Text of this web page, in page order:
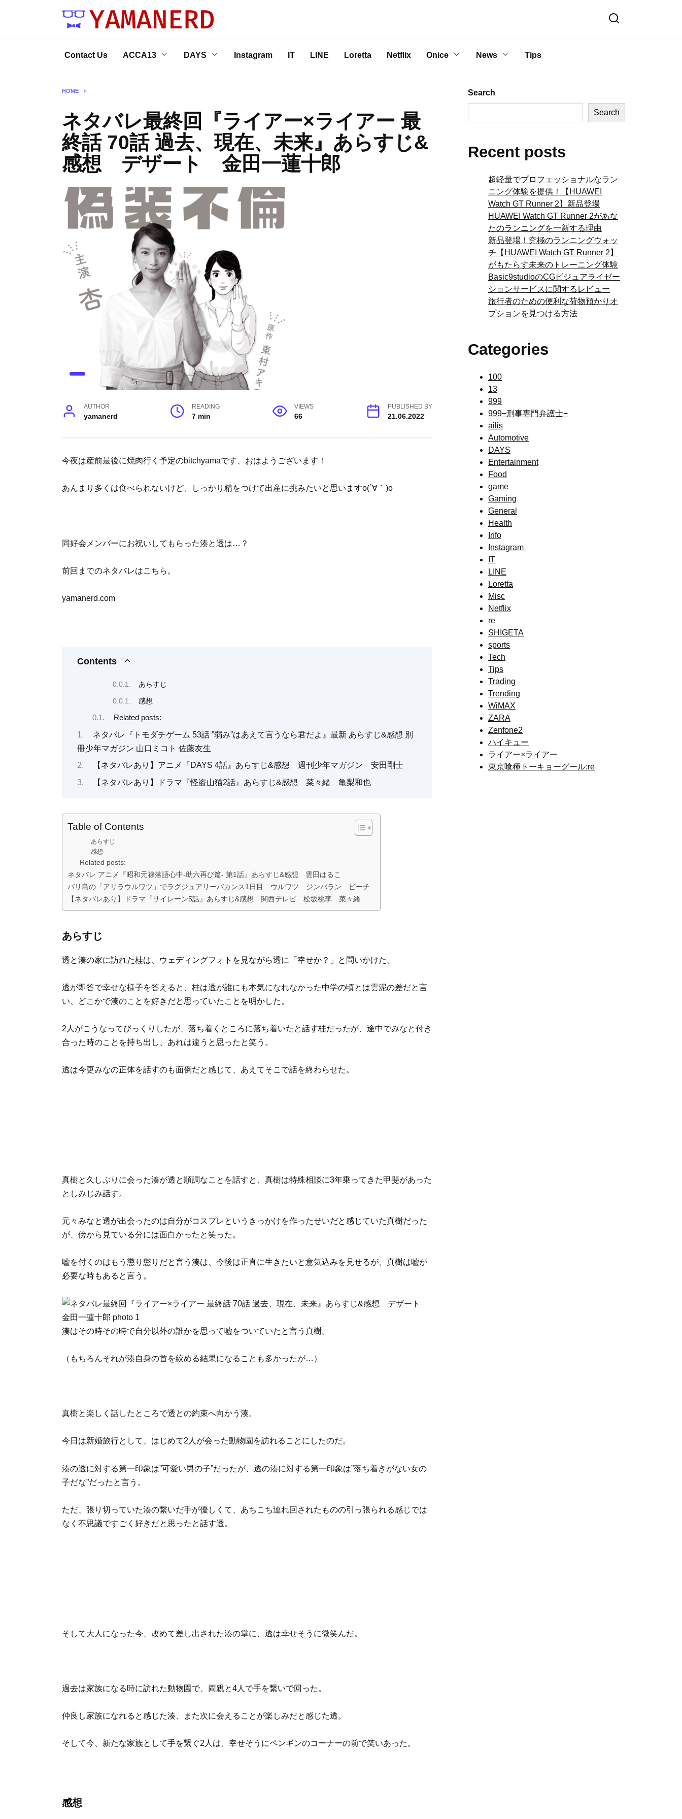
Contact Us ACCA13 DAYS Instagram IT LINE Loretta Netflix Onice News Tips
HOME »
ネタバレ最終回『ライアー×ライアー 最
終話 70話 過去、現在、未来』あらすじ&
感想 デザート 金田一蓮十郎
AUTHOR
yamanerd
READING
7 min
VIEWS
66
PUBLISHED BY
21.06.2022
今夜は産前最後に焼肉行く予定のbitchyamaです、おはようございます！
あんまり多くは食べられないけど、しっかり精をつけて出産に挑みたいと思いますo(´∀｀)o
同好会メンバーにお祝いしてもらった湊と透は…？
前回までのネタバレはこちら。
yamanerd.com
Contents
あらすじ
感想
Related posts:
ネタバレ『トモダチゲーム 53話 ”弱み”はあえて言うなら君だよ』最新 あらすじ&感想 別
冊少年マガジン 山口ミコト 佐藤友生
【ネタバレあり】アニメ『DAYS 4話』あらすじ&感想 週刊少年マガジン 安田剛士
【ネタバレあり】ドラマ『怪盗山猫2話』あらすじ&感想 菜々緒 亀梨和也
Table of Contents
あらすじ
感想
Related posts:
ネタバレ アニメ『昭和元禄落語心中-助六再び篇- 第1話』あらすじ&感想 雲田はるこ
バリ島の「アリラウルワツ」でラグジュアリーバカンス1日目 ウルワツ ジンバラン ビーチ
【ネタバレあり】ドラマ『サイレーン5話』あらすじ&感想 関西テレビ 松坂桃李 菜々緒
あらすじ
透と湊の家に訪れた桂は、ウェディングフォトを見ながら透に「幸せか？」と問いかけた。
透が即答で幸せな様子を答えると、桂は透が誰にも本気になれなかった中学の頃とは雲泥の差だと言
い、どこかで湊のことを好きだと思っていたことを明かした。
2人がこうなってびっくりしたが、落ち着くところに落ち着いたと話す桂だったが、途中でみなと付き
合った時のことを持ち出し、あれは違うと思ったと笑う。
透は今更みなの正体を話すのも面倒だと感じて、あえてそこで話を終わらせた。
真樹と久しぶりに会った湊が透と順調なことを話すと、真樹は特殊相談に3年乗ってきた甲斐があった
としみじみ話す。
元々みなと透が出会ったのは自分がコスプレというきっかけを作ったせいだと感じていた真樹だった
が、傍から見ている分には面白かったと笑った。
嘘を付くのはもう懲り懲りだと言う湊は、今後は正直に生きたいと意気込みを見せるが、真樹は嘘が
必要な時もあると言う。
湊はその時その時で自分以外の誰かを思って嘘をついていたと言う真樹。
（もちろんそれが湊自身の首を絞める結果になることも多かったが…）
真樹と楽しく話したところで透との約束へ向かう湊。
今日は新婚旅行として、はじめて2人が会った動物園を訪れることにしたのだ。
湊の透に対する第一印象は”可愛い男の子”だったが、透の湊に対する第一印象は”落ち着きがない女の
子だな”だったと言う。
ただ、張り切っていた湊の繋いだ手が優しくて、あちこち連れ回されたものの引っ張られる感じでは
なく不思議ですごく好きだと思ったと話す透。
そして大人になった今、改めて差し出された湊の掌に、透は幸せそうに微笑んだ。
過去は家族になる時に訪れた動物園で、両親と4人で手を繋いで回った。
仲良し家族になれると感じた湊、また次に会えることが楽しみだと感じた透。
そして今、新たな家族として手を繋ぐ2人は、幸せそうにペンギンのコーナーの前で笑いあった。
感想
Search
Search
Recent posts
超軽量でプロフェッショナルなラン
ニング体験を提供！【HUAWEI
Watch GT Runner 2】新品登場
HUAWEI Watch GT Runner 2があな
たのランニングを一新する理由
新品登場！究極のランニングウォッ
チ【HUAWEI Watch GT Runner 2】
がもたらす未来のトレーニング体験
Basic9studioのCGビジュアライゼー
ションサービスに関するレビュー
旅行者のための便利な荷物預かりオ
プションを見つける方法
Categories
100
13
999
999−刑事専門弁護士−
ailis
Automotive
DAYS
Entertainment
Food
game
Gaming
General
Health
Info
Instagram
IT
LINE
Loretta
Misc
Netflix
re
SHIGETA
sports
Tech
Tips
Trading
Trending
WiMAX
ZARA
Zenfone2
ハイキュー
ライアー×ライアー
東京喰種トーキョーグール:re